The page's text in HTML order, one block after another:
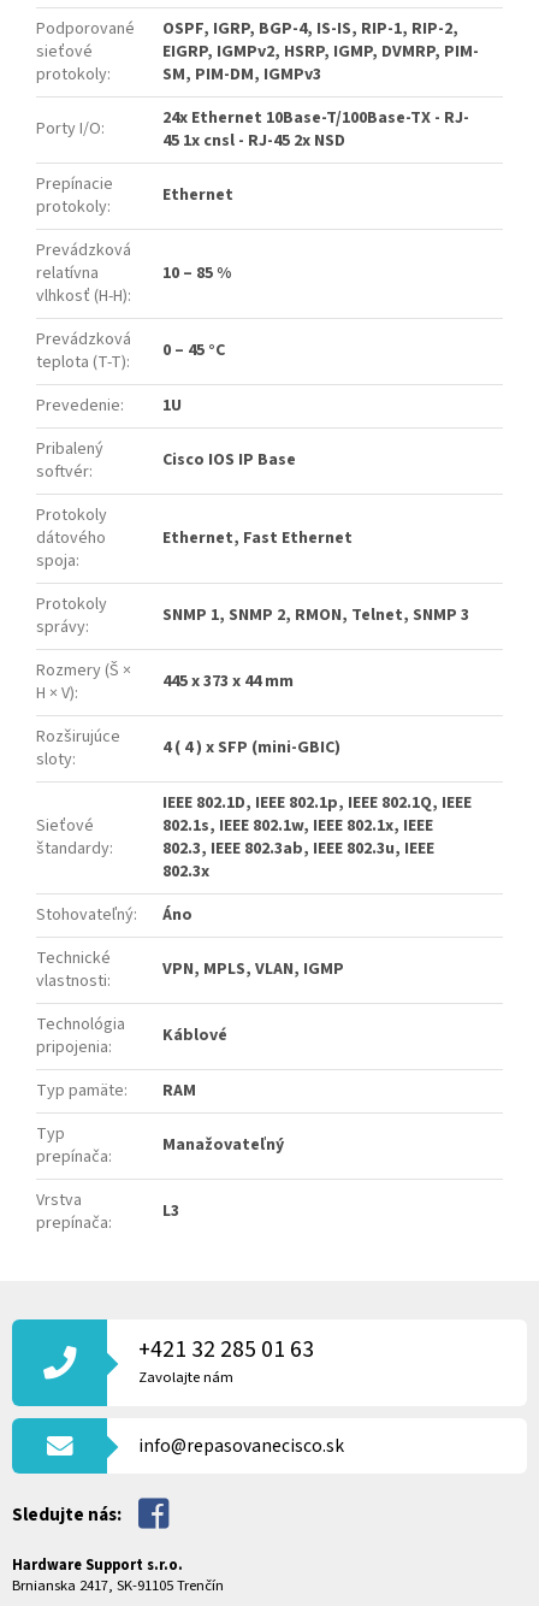
Podporované
sieťové
protokoly:
OSPF, IGRP, BGP-4, IS-IS, RIP-1, RIP-2,
EIGRP, IGMPv2, HSRP, IGMP, DVMRP, PIM-
SM, PIM-DM, IGMPv3
Porty I/O:
24x Ethernet 10Base-T/100Base-TX - RJ-
45 1x cnsl - RJ-45 2x NSD
Prepínacie
protokoly: Ethernet
Prevádzková
relatívna
vlhkosť (H-H):
10 – 85 %
Prevádzková
teplota (T-T): 0 – 45 °C
Prevedenie:
1U
Pribalený
softvér: Cisco IOS IP Base
Protokoly
dátového
spoja:
Ethernet, Fast Ethernet
Protokoly
správy: SNMP 1, SNMP 2, RMON, Telnet, SNMP 3
Rozmery (Š ×
H × V): 445 x 373 x 44 mm
Rozširujúce
sloty: 4 ( 4 ) x SFP (mini-GBIC)
Sieťové
štandardy:
IEEE 802.1D, IEEE 802.1p, IEEE 802.1Q, IEEE
802.1s, IEEE 802.1w, IEEE 802.1x, IEEE
802.3, IEEE 802.3ab, IEEE 802.3u, IEEE
802.3x
Stohovateľný:
Áno
Technické
vlastnosti: VPN, MPLS, VLAN, IGMP
Technológia
pripojenia: Káblové
Typ pamäte:
RAM
Typ
prepínača: Manažovateľný
Vrstva
prepínača: L3
Á
T
+421 32 285 01 63
Zavolajte nám
info@repasovanecisco.sk
Sledujte nás:
Hardware Support s.r.o.
Brnianska 2417, SK-91105 Trenčín